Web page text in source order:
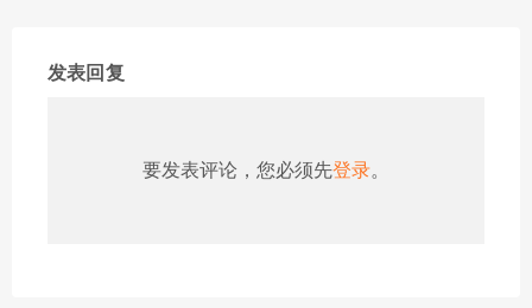
发表回复
要发表评论，您必须先登录。